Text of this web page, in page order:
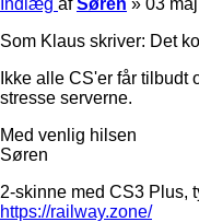
Som Klaus skriver: Det
Ikke alle CS'er får tilbudt
stresse serverne.
Med venlig hilsen
Søren
2-skinne med CS3 Plus,
https://railway.zone/